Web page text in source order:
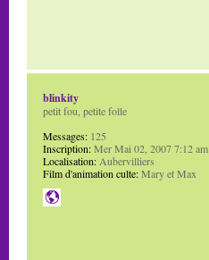
blinkity
petit fou, petite folle
Messages: 125
Inscription:Mer Mai 02, 2007 7:12 am
Localisation: Aubervilliers
Film d'animation culte:Mary et Max